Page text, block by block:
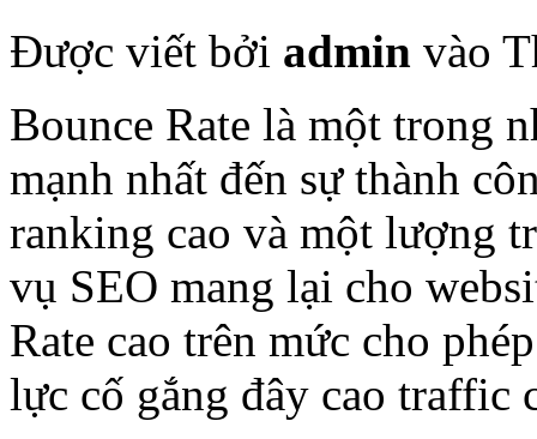
Được viết bởi admin vào
Bounce Rate là một trong
mạnh nhất đến sự thành
ranking cao và một lượng
vụ SEO mang lại cho
Rate cao trên mức cho
lực cố gắng đây cao traffic